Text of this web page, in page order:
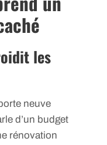
les
neuve
d’un budget
rénovation